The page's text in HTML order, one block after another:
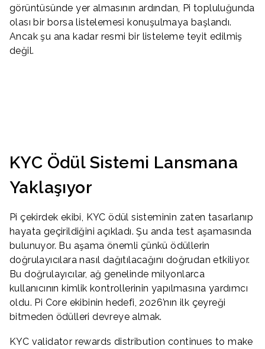
görüntüsünde yer almasının ardından, Pi topluluğunda
olası bir borsa listelemesi konuşulmaya başlandı.
Ancak şu ana kadar resmi bir listeleme teyit edilmiş
değil.
KYC Ödül Sistemi Lansmana
Yaklaşıyor
Pi çekirdek ekibi, KYC ödül sisteminin zaten tasarlanıp
hayata geçirildiğini açıkladı. Şu anda test aşamasında
bulunuyor. Bu aşama önemli çünkü ödüllerin
doğrulayıcılara nasıl dağıtılacağını doğrudan etkiliyor.
Bu doğrulayıcılar, ağ genelinde milyonlarca
kullanıcının kimlik kontrollerinin yapılmasına yardımcı
oldu. Pi Core ekibinin hedefi, 2026’nın ilk çeyreği
bitmeden ödülleri devreye almak.
KYC validator rewards distribution continues to make